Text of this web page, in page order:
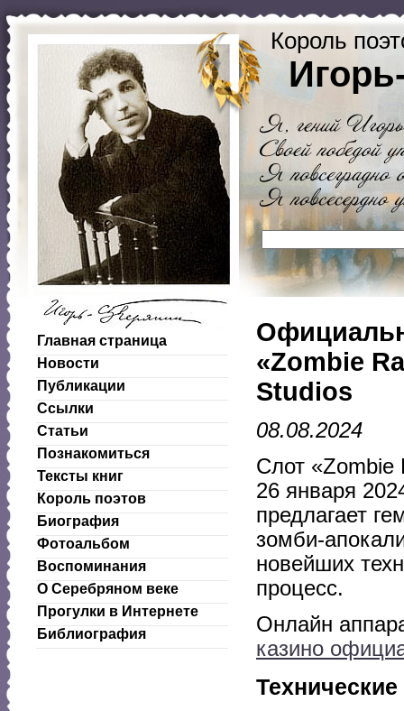
Король
Главная страница
Новости
Публикации
Ссылки
Статьи
Познакомиться
Тексты книг
Король поэтов
Биография
Фотоальбом
Воспоминания
О Серебряном веке
Прогулки в Интернете
Библиография
«Zombie
Studios
08.08.2024
Слот «Zombie
26 января
предлагает
зомби-
новейших
процесс.
Онлайн
казино
Технические